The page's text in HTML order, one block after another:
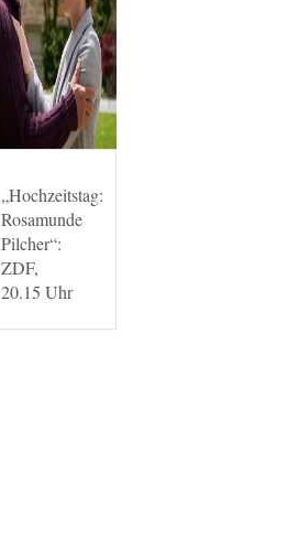
„Hochzeitstag:
Rosamunde
Pilcher“:
ZDF,
20.15 Uhr